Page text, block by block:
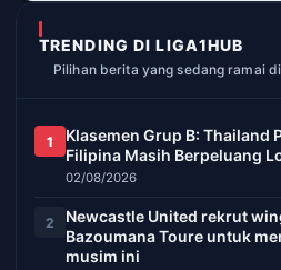
TRENDING DI LIGA1HUB
Pilihan berita yang sedang ramai
1
Klasemen Grup B: Thailand
Filipina Masih Berpeluang
02/08/2026
2
Newcastle United rekrut
Bazoumana Toure untuk
musim ini